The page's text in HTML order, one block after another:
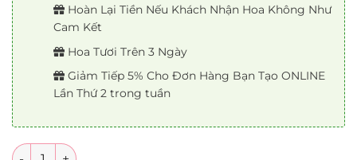
Hoàn Lại Tiền Nếu Khách Nhận Hoa Không Như
Cam Kết
Hoa Tươi Trên 3 Ngày
Giảm Tiếp 5% Cho Đơn Hàng Bạn Tạo ONLINE
Lần Thứ 2 trong tuần
Số lượng